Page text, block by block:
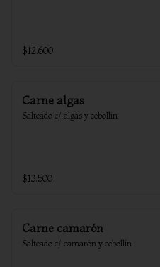
$12.600
Carne algas
Salteado c/ algas y cebollin
$13.500
Carne camarón
Salteado c/ camarón y cebollín